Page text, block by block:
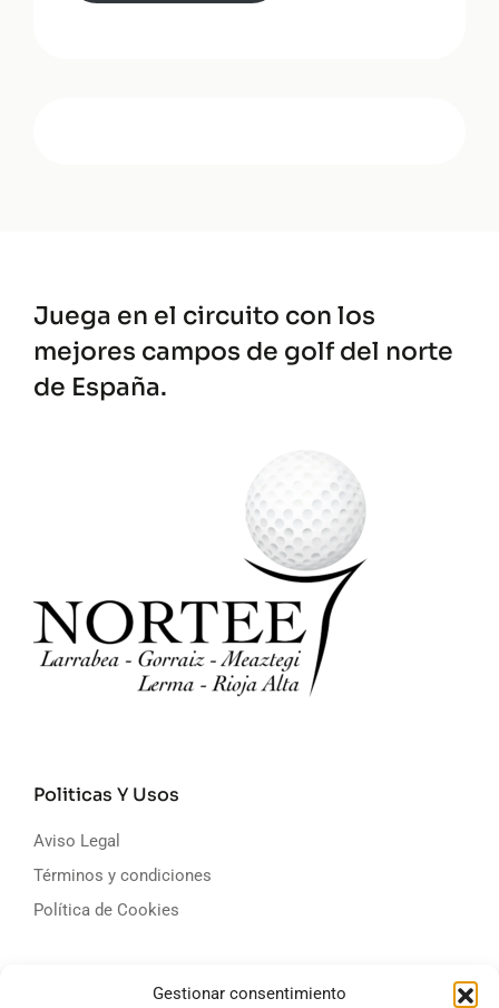
Gestionar consentimiento
Juega en el circuito con los
mejores campos de golf del norte
de España.
Politicas Y Usos
Aviso Legal
Términos y condiciones
Política de Cookies